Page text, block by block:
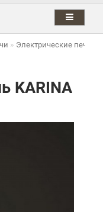
Электрические печи
KARINA